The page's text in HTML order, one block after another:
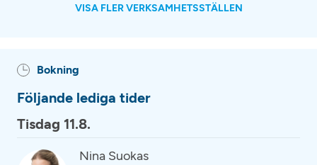
VISA FLER VERKSAMHETSSTÄLLEN
Bokning
Följande lediga tider
Tisdag 11.8.
Nina Suokas